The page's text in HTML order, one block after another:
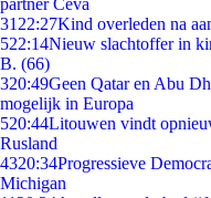
partner Ceva
31 22:27Kind overleden na
522:14Nieuw slachtoffer in
B. (66)
320:49Geen Qatar en Abu
mogelijk in Europa
520:44Litouwen vindt
Rusland
4320:34Progressieve
Michigan